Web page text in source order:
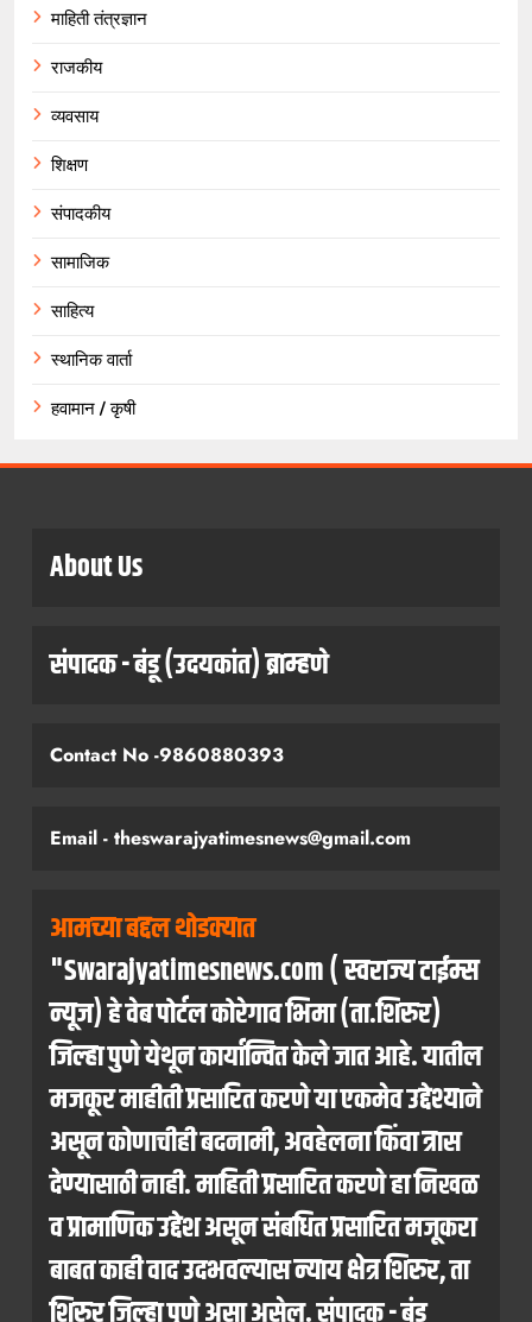
माहिती तंत्रज्ञान
राजकीय
व्यवसाय
शिक्षण
संपादकीय
सामाजिक
साहित्य
स्थानिक वार्ता
हवामान / कृषी
About Us
संपादक - बंडू (उदयकांत) ब्राम्हणे
Contact No -9860880393
Email - theswarajyatimesnews@gmail.com
आमच्या बद्दल थोडक्यात
"Swarajyatimesnews.com ( स्वराज्य टाईम्स
न्यूज) हे वेब पोर्टल कोरेगाव भिमा (ता.शिरुर)
जिल्हा पुणे येथून कार्यान्वित केले जात आहे. यातील
मजकूर माहीती प्रसारित करणे या एकमेव उद्देश्याने
असून कोणाचीही बदनामी, अवहेलना किंवा त्रास
देण्यासाठी नाही. माहिती प्रसारित करणे हा निखळ
व प्रामाणिक उद्देश असून संबधित प्रसारित मजूकरा
बाबत काही वाद उदभवल्यास न्याय क्षेत्र शिरुर, ता